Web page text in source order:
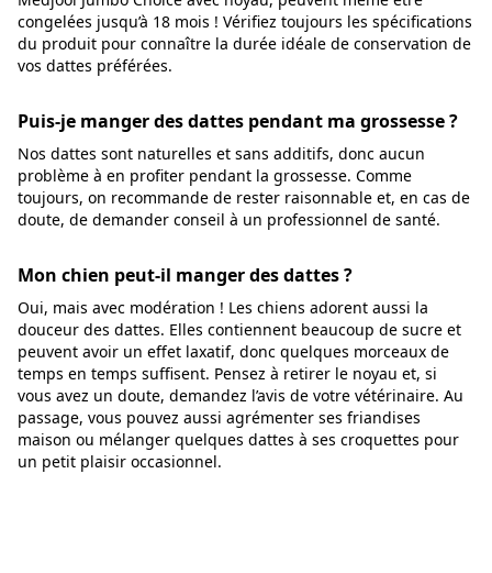
congelées jusqu’à 18 mois ! Vérifiez toujours les spécifications
du produit pour connaître la durée idéale de conservation de
vos dattes préférées.
Puis-je manger des dattes pendant ma grossesse ?
Nos dattes sont naturelles et sans additifs, donc aucun
problème à en profiter pendant la grossesse. Comme
toujours, on recommande de rester raisonnable et, en cas de
doute, de demander conseil à un professionnel de santé.
Mon chien peut-il manger des dattes ?
Oui, mais avec modération ! Les chiens adorent aussi la
douceur des dattes. Elles contiennent beaucoup de sucre et
peuvent avoir un effet laxatif, donc quelques morceaux de
temps en temps suffisent. Pensez à retirer le noyau et, si
vous avez un doute, demandez l’avis de votre vétérinaire. Au
passage, vous pouvez aussi agrémenter ses friandises
maison ou mélanger quelques dattes à ses croquettes pour
un petit plaisir occasionnel.